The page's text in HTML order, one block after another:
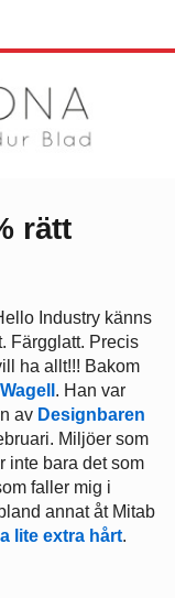
rätt
Industry känns
Färgglatt. Precis
ha allt!!! Bakom
. Han var
av Designbaren
Miljöer som
inte bara det som
faller mig i
annat åt Mitab
lite extra hårt.